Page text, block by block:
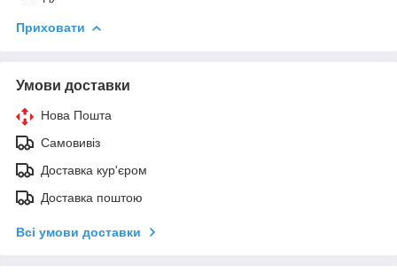
Приховати
Умови доставки
Нова Пошта
Самовивіз
Доставка кур'єром
Доставка поштою
Всі умови доставки